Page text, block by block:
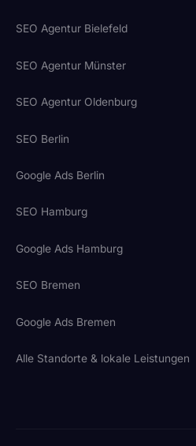
SEO Agentur Bielefeld
SEO Agentur Münster
SEO Agentur Oldenburg
SEO Berlin
Google Ads Berlin
SEO Hamburg
Google Ads Hamburg
SEO Bremen
Google Ads Bremen
Alle Standorte & lokale Leistungen